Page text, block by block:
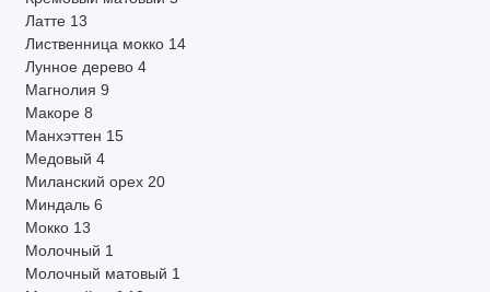
Латте 13
Лиственница мокко 14
Лунное дерево 4
Магнолия 9
Макоре 8
Манхэттен 15
Медовый 4
Миланский орех 20
Миндаль 6
Мокко 13
Молочный 1
Молочный матовый 1